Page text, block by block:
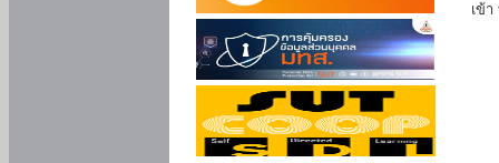
เข้